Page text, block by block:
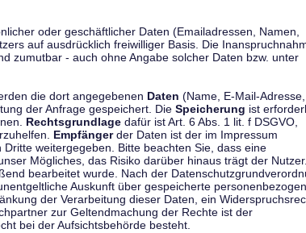
oder geschäftlicher Daten (Emailadressen, Namen,
auf ausdrücklich freiwilliger Basis. Die
zumutbar - auch ohne Angabe solcher Daten bzw. unter
die dort angegebenen Daten (Name, E-Mail-Adresse,
der Anfrage gespeichert. Die Speicherung ist
Rechtsgrundlage dafür ist Art. 6 Abs. 1 lit. f DSGVO,
Empfängerder Daten ist der im Impressum
weitergegeben. Bitte beachten Sie, dass eine
Mögliches, das Risiko darüber hinaus trägt der Nutzer.
bearbeitet wurde. Nach der
Auskunft über gespeicherte
der Verarbeitung dieser Daten, ein
zur Geltendmachung der Rechte ist der
bei der Aufsichtsbehörde besteht.